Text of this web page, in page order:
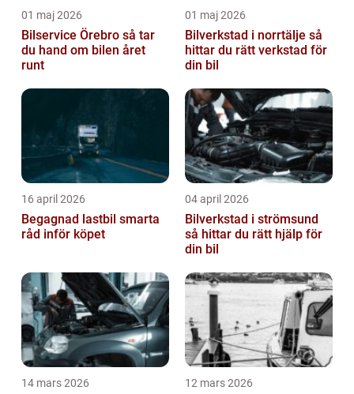
01 maj 2026
Bilservice Örebro så tar
du hand om bilen året
runt
01 maj 2026
Bilverkstad i norrtälje så
hittar du rätt verkstad för
din bil
16 april 2026
Begagnad lastbil smarta
råd inför köpet
04 april 2026
Bilverkstad i strömsund
så hittar du rätt hjälp för
din bil
14 mars 2026 12 mars 2026